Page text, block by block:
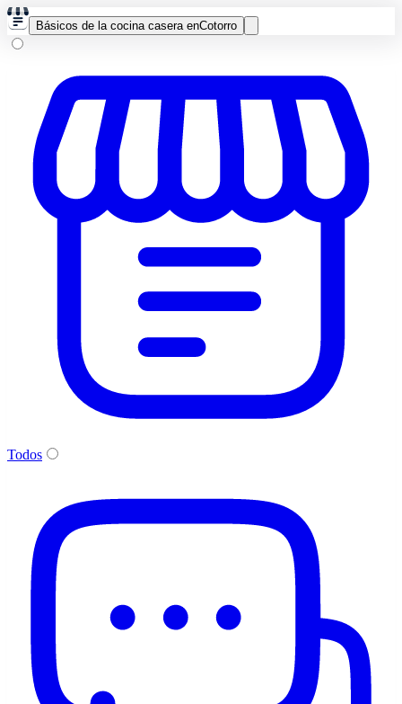
Básicos de la cocina casera enCotorro
Todos